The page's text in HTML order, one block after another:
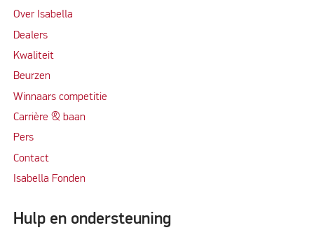
Over Isabella
Dealers
Kwaliteit
Beurzen
Winnaars competitie
Carrière & baan
Pers
Contact
Isabella Fonden
Hulp en ondersteuning